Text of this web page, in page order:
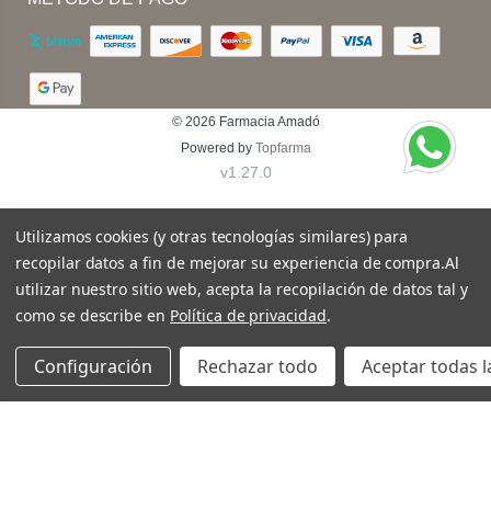
© 2026 Farmacia Amadó
Powered by Topfarma
v1.27.0
Utilizamos cookies (y otras tecnologías similares) para
recopilar datos a fin de mejorar su experiencia de compra.Al
utilizar nuestro sitio web, acepta la recopilación de datos tal y
como se describe en Política de privacidad.
Configuración Rechazar todo Aceptar todas